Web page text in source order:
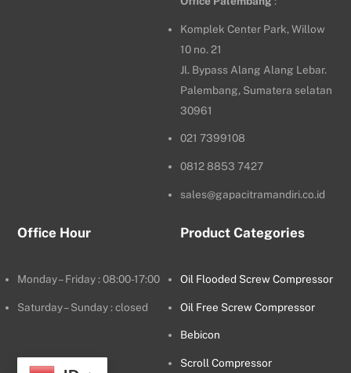
Komplek Center Park, Willow
10 no. 21
Jl. Bypass Alang Alang Lebar.
Palembang, Sumatera selatan
30961
021 7399108
0812 8853 7427
sales@gapacitramandiri.co.id
Office Hour
Monday – Friday : 08:00-17:00
Saturday – Sunday : closed
Product Categories
Oil Flooded Screw Compressor
Oil Free Screw Compressor
Bebicon
Scroll Compressor